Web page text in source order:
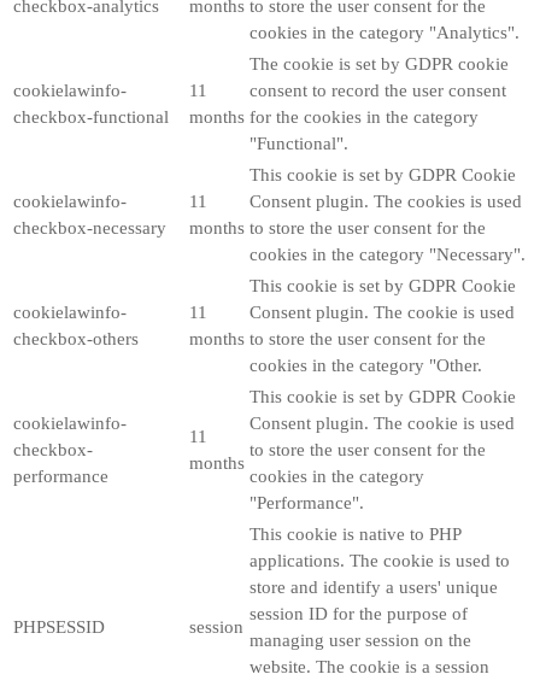
checkbox-analytics
months to store the user consent for the
cookies in the category "Analytics".
cookielawinfo-
checkbox-functional
11
months
The cookie is set by GDPR cookie
consent to record the user consent
for the cookies in the category
"Functional".
cookielawinfo-
checkbox-necessary
11
months
This cookie is set by GDPR Cookie
Consent plugin. The cookies is used
to store the user consent for the
cookies in the category "Necessary".
cookielawinfo-
checkbox-others
11
months
This cookie is set by GDPR Cookie
Consent plugin. The cookie is used
to store the user consent for the
cookies in the category "Other.
cookielawinfo-
checkbox-
performance
11
months
This cookie is set by GDPR Cookie
Consent plugin. The cookie is used
to store the user consent for the
cookies in the category
"Performance".
PHPSESSID session
This cookie is native to PHP
applications. The cookie is used to
store and identify a users' unique
session ID for the purpose of
managing user session on the
website. The cookie is a session